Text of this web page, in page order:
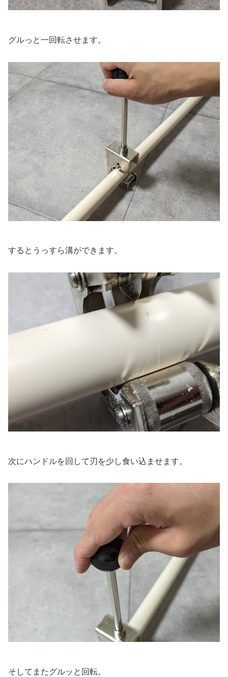
グルっと一回転させます。
するとうっすら溝ができます。
次にハンドルを回して刃を少し食い込ませます。
そしてまたグルッと回転。